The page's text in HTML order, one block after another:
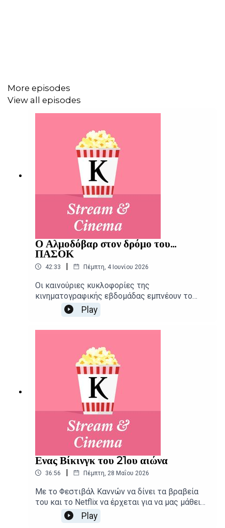
More episodes
View all episodes
Ο Αλμοδόβαρ στον δρόμο του...
ΠΑΣΟΚ
42:33 | Πέμπτη, 4 Ιουνίου 2026
Οι καινούριες κυκλοφορίες της
κινηματογραφικής εβδομάδας εμπνέουν το
Stream and Cinema, το οποίο ξεκινά από τις
χολιγουντιανές τάσεις για να φτάσει ως τις
Παρουσίαση: Αιμίλιος Χαρμπής, Αλεξάνδρα
ΣκαράκηΕπιμέλεια παραγωγής: Urbi Productions
Play
Ενας Βίκινγκ του 21ου αιώνα
36:56 | Πέμπτη, 28 Μαΐου 2026
Με το Φεστιβάλ Καννών να δίνει τα βραβεία
του και το Netflix να έρχεται για να μας μάθει
κινηματογραφική... μπαλίτσα, το Stream and
Cinema παρουσιάζει τις νέες κυκλοφορίες σε
Play